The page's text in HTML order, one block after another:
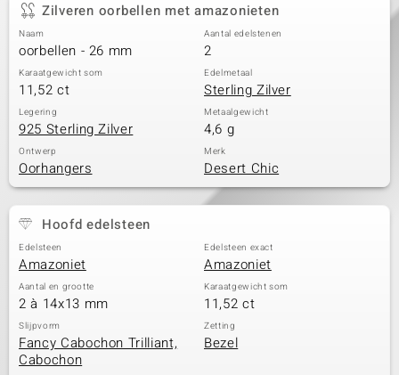
Zilveren oorbellen met amazonieten
Naam
oorbellen - 26 mm
Aantal edelstenen
2
Karaatgewicht som
11,52 ct
Edelmetaal
Sterling Zilver
Legering
925 Sterling Zilver
Metaalgewicht
4,6 g
Ontwerp
Oorhangers
Merk
Desert Chic
Hoofd edelsteen
Edelsteen
Amazoniet
Edelsteen exact
Amazoniet
Aantal en grootte
2 à 14x13 mm
Karaatgewicht som
11,52 ct
Slijpvorm
Fancy Cabochon Trilliant,
Cabochon
Zetting
Bezel